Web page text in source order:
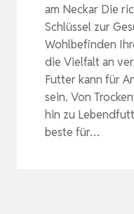
am Neckar Die
Schlüssel zur
Wohlbefinden
die Vielfalt an
Futter kann für
sein. Von
hin zu
beste für…